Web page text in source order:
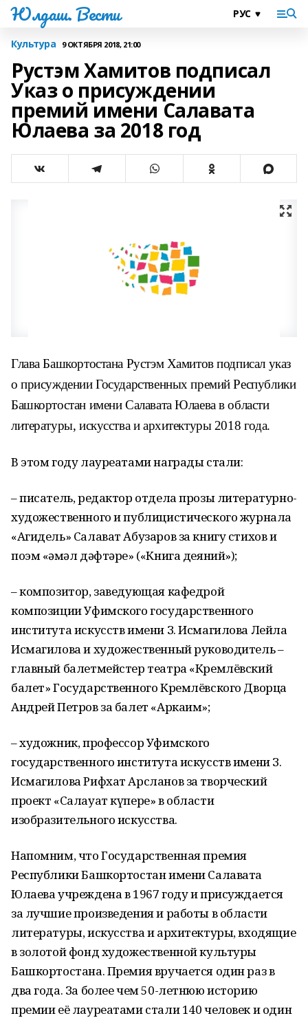
Юлдаш. Вести
Культура 9 ОКТЯБРЯ 2018, 21:00
Рустэм Хамитов подписал
Указ о присуждении
премий имени Салавата
Юлаева за 2018 год
Глава Башкортостана Рустэм Хамитов подписал указ
о присуждении Государственных премий Республики
Башкортостан имени Салавата Юлаева в области
литературы, искусства и архитектуры 2018 года.
В этом году лауреатами награды стали:
– писатель, редактор отдела прозы литературно-
художественного и публицистического журнала
«Агидель» Салават Абузаров за книгу стихов и
поэм «Ғәмәл дәфтәре» («Книга деяний»);
– композитор, заведующая кафедрой
композиции Уфимского государственного
института искусств имени З. Исмагилова Лейла
Исмагилова и художественный руководитель –
главный балетмейстер театра «Кремлёвский
балет» Государственного Кремлёвского Дворца
Андрей Петров за балет «Аркаим»;
– художник, профессор Уфимского
государственного института искусств имени З.
Исмагилова Рифхат Арсланов за творческий
проект «Салауат күпере» в области
изобразительного искусства.
Напомним, что Государственная премия
Республики Башкортостан имени Салавата
Юлаева учреждена в 1967 году и присуждается
за лучшие произведения и работы в области
литературы, искусства и архитектуры, входящие
в золотой фонд художественной культуры
Башкортостана. Премия вручается один раз в
два года. За более чем 50-летнюю историю
премии её лауреатами стали 140 человек и один